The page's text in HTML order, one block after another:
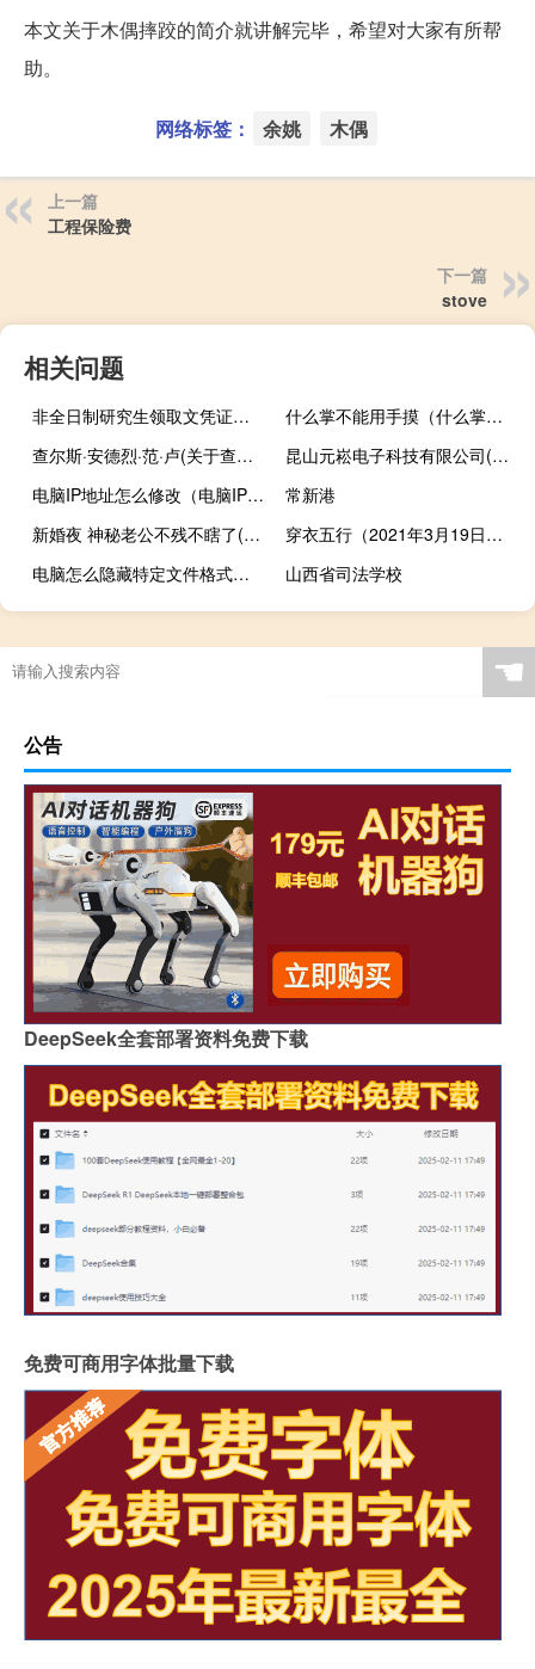
本文关于木偶摔跤的简介就讲解完毕，希望对大家有所帮
助。
网络标签： 余姚 木偶
上一篇
工程保险费
下一篇
stove
相关问题
非全日制研究生领取文凭证书的方法不容易
什么掌不能用手摸（什么掌不能拍）
查尔斯·安德烈·范·卢(关于查尔斯·安德烈·范·卢的简介)
昆山元崧电子科技有限公司(关于昆山元崧电子科技有限公司的简介)
电脑IP地址怎么修改（电脑IP地址修改的方法）
常新港
新婚夜 神秘老公不残不瞎了(关于新婚夜 神秘老公不残不瞎了的简介)
穿衣五行（2021年3月19日五行属什么穿什么颜色旺运）
电脑怎么隐藏特定文件格式的扩展名（电脑隐藏特定文件格式扩展名的步骤）
山西省司法学校
☚
公告
DeepSeek全套部署资料免费下载
免费可商用字体批量下载